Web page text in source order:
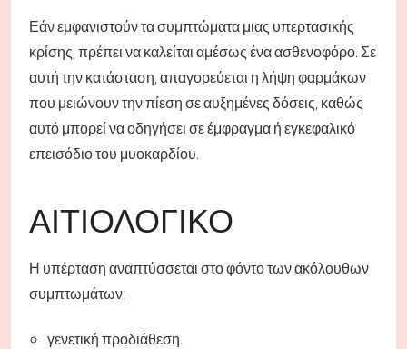
Εάν εμφανιστούν τα συμπτώματα μιας υπερτασικής
κρίσης, πρέπει να καλείται αμέσως ένα ασθενοφόρο. Σε
αυτή την κατάσταση, απαγορεύεται η λήψη φαρμάκων
που μειώνουν την πίεση σε αυξημένες δόσεις, καθώς
αυτό μπορεί να οδηγήσει σε έμφραγμα ή εγκεφαλικό
επεισόδιο του μυοκαρδίου.
ΑΙΤΙΟΛΟΓΙΚΌ
Η υπέρταση αναπτύσσεται στο φόντο των ακόλουθων
συμπτωμάτων:
γενετική προδιάθεση.